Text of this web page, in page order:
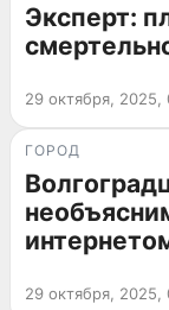
Эксперт:
29 октября, 2025,
ГОРОД
29 октября, 2025,